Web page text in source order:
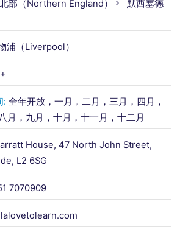
部（Northern England）
默西塞德
浦（Liverpool）
: 全年开放，一月，二月，三月，四月，
月，九月，十月，十一月，十二月
House, 47 North John Street,
L2 6SG
7070909